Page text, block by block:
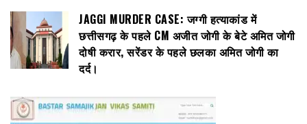
JAGGI MURDER CASE: जग्गी हत्याकांड में
छत्तीसगढ़ के पहले CM अजीत जोगी के बेटे अमित जोगी
दोषी करार, सरेंडर के पहले छलका अमित जोगी का
दर्द।